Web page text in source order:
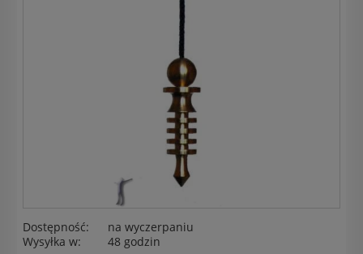
Dostępność:
na wyczerpaniu
Wysyłka w:
48 godzin